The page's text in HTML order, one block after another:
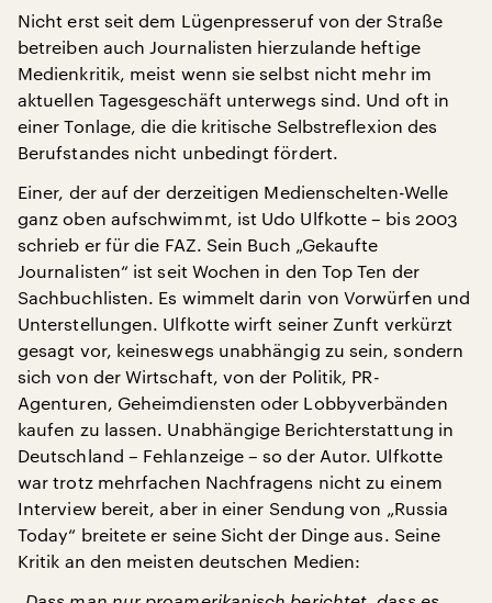
Nicht erst seit dem Lügenpresseruf von der Straße
betreiben auch Journalisten hierzulande heftige
Medienkritik, meist wenn sie selbst nicht mehr im
aktuellen Tagesgeschäft unterwegs sind. Und oft in
einer Tonlage, die die kritische Selbstreflexion des
Berufstandes nicht unbedingt fördert.
Einer, der auf der derzeitigen Medienschelten-Welle
ganz oben aufschwimmt, ist Udo Ulfkotte – bis 2003
schrieb er für die FAZ. Sein Buch „Gekaufte
Journalisten“ ist seit Wochen in den Top Ten der
Sachbuchlisten. Es wimmelt darin von Vorwürfen und
Unterstellungen. Ulfkotte wirft seiner Zunft verkürzt
gesagt vor, keineswegs unabhängig zu sein, sondern
sich von der Wirtschaft, von der Politik, PR-
Agenturen, Geheimdiensten oder Lobbyverbänden
kaufen zu lassen. Unabhängige Berichterstattung in
Deutschland – Fehlanzeige – so der Autor. Ulfkotte
war trotz mehrfachen Nachfragens nicht zu einem
Interview bereit, aber in einer Sendung von „Russia
Today“ breitete er seine Sicht der Dinge aus. Seine
Kritik an den meisten deutschen Medien: